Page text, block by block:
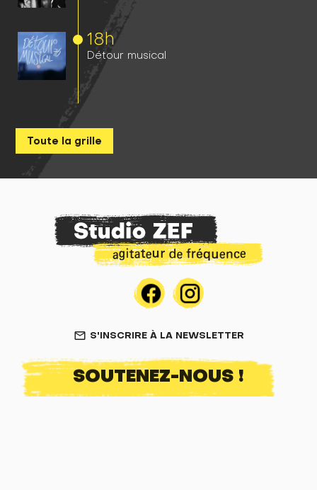
18h
Détour musical
Toute la grille
mail_outline S'INSCRIRE À LA NEWSLETTER
SOUTENEZ-NOUS !